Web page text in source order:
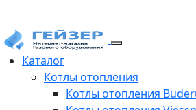
Каталог
Котлы отопления
Котлы отопления